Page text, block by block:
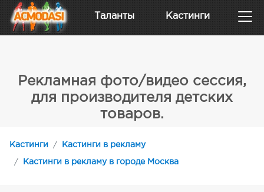
Таланты Кастинги
Рекламная фото/видео сессия,
для производителя детских
товаров.
Кастинги Кастинги в рекламу
Кастинги в рекламу в городе Москва